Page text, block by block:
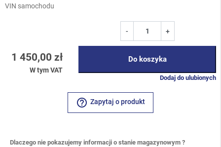
VIN samochodu
1 450,00 zł
W tym VAT
- +
Do koszyka
Dodaj do ulubionych
help_outline Zapytaj o produkt
Dlaczego nie pokazujemy informacji o stanie magazynowym ?